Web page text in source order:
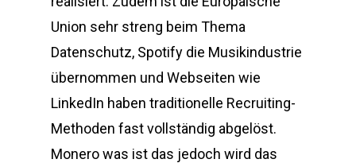
Union sehr streng beim Thema
Datenschutz, Spotify die Musikindustrie
übernommen und Webseiten wie
LinkedIn haben traditionelle Recruiting-
Methoden fast vollständig abgelöst.
Monero was ist das jedoch wird das